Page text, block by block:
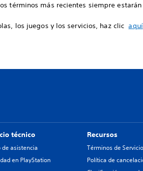
términos más recientes siempre
los juegos y los servicios, haz clicaquí
técnico
de asistencia
en PlayStation
Recursos
Términos de Servicio
Política de